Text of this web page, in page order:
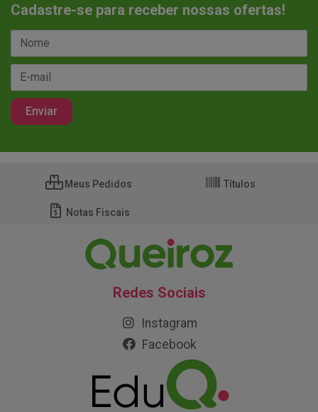
Cadastre-se para receber nossas ofertas!
Meus Pedidos Títulos
Notas Fiscais
Redes Sociais
Instagram
Facebook